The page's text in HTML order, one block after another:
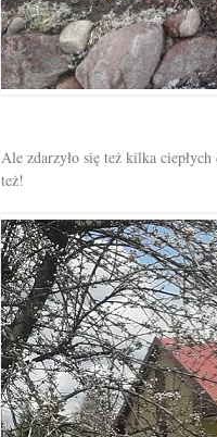
Ale zdarzyło się też kilka
też!